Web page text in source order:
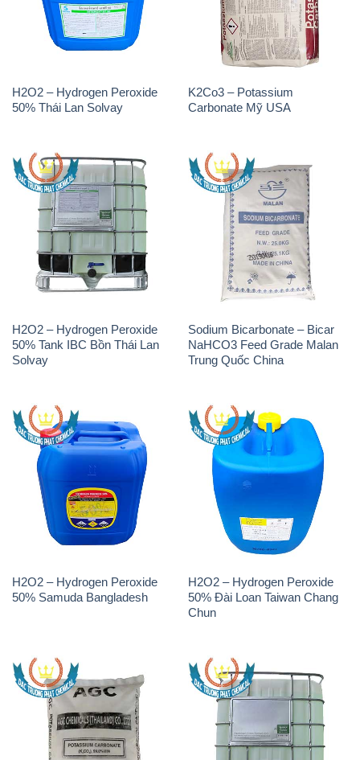
H2O2 – Hydrogen Peroxide
50% Thái Lan Solvay
K2Co3 – Potassium
Carbonate Mỹ USA
H2O2 – Hydrogen Peroxide
50% Tank IBC Bồn Thái Lan
Solvay
Sodium Bicarbonate – Bicar
NaHCO3 Feed Grade Malan
Trung Quốc China
H2O2 – Hydrogen Peroxide
50% Samuda Bangladesh
H2O2 – Hydrogen Peroxide
50% Đài Loan Taiwan Chang
Chun